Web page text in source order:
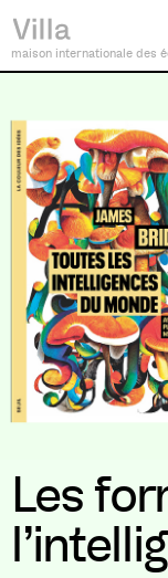
maison internationale des
Les